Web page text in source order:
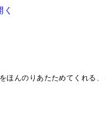
んのりあたためてくれる、